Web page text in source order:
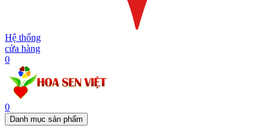
Hệ thống
cửa hàng
0
0
Danh mục sản phẩm